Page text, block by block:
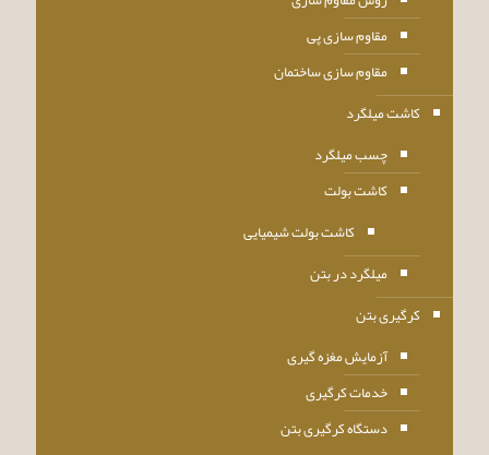
مقاوم سازی پی
مقاوم سازی ساختمان
کاشت میلگرد
چسب میلگرد
کاشت بولت
کاشت بولت شیمیایی
میلگرد در بتن
کرگیری بتن
آزمایش مغزه گیری
خدمات کرگیری
دستگاه کرگیری بتن